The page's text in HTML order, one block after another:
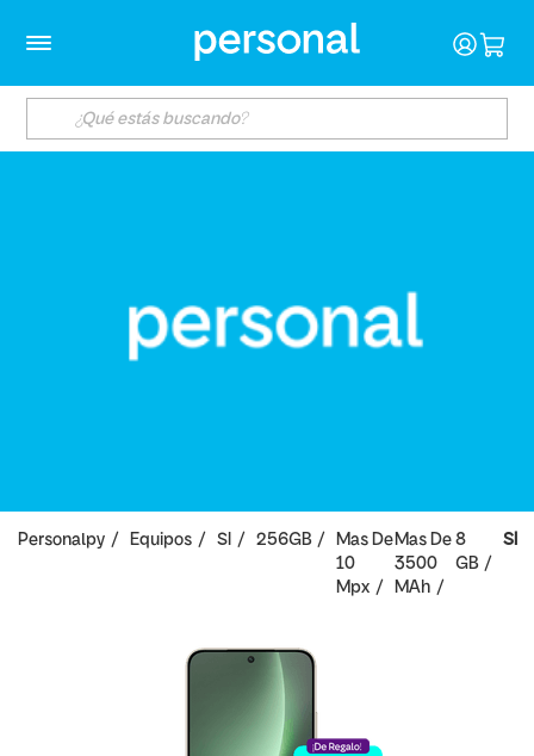
Personalpy Equipos SI 256GB
Mas De
10
Mpx
Mas De
3500
MAh
8
GB
SI